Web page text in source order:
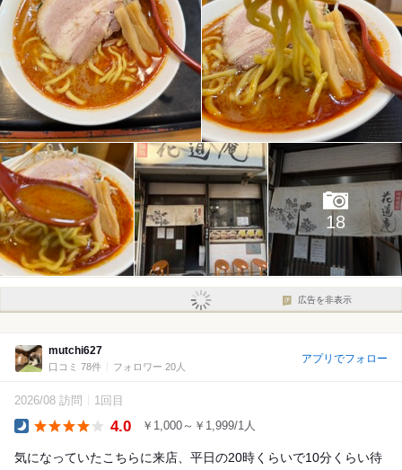
18
広告を非表示
mutchi627
口コミ 78件 フォロワー 20人
アプリでフォロー
2026/08 訪問 1回目
4.0 ￥1,000～￥1,999/1人
気になっていたこちらに来店、平日の20時くらいで10分くらい待